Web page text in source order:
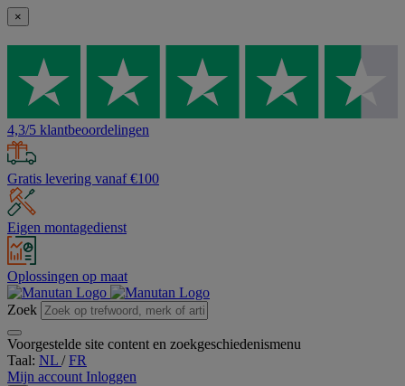
×
4,3/5 klantbeoordelingen
Gratis levering vanaf €100
Eigen montagedienst
Oplossingen op maat
Zoek
Voorgestelde site content en zoekgeschiedenismenu
Taal: NL /FR
Mijn account Inloggen